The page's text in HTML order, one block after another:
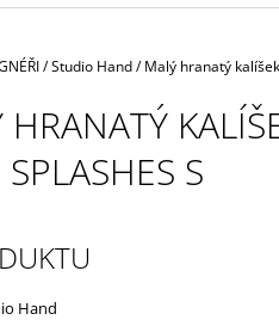
/Studio Hand/ Malý hranatý
HRANATÝ
S
Hand